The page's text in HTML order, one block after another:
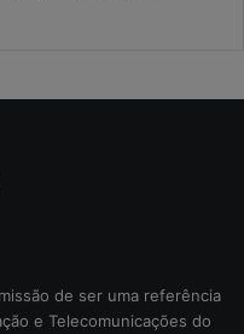
de ser uma referência
e Telecomunicações do